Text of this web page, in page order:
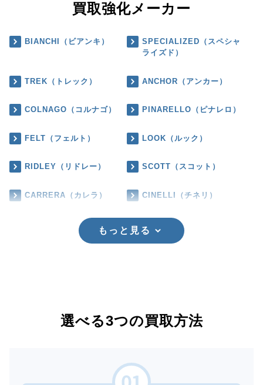
買取強化メーカー
BIANCHI（ビアンキ）
SPECIALIZED（スペシャ
ライズド）
TREK（トレック） ANCHOR（アンカー）
COLNAGO（コルナゴ） PINARELLO（ピナレロ）
FELT（フェルト） LOOK（ルック）
RIDLEY（リドレー） SCOTT（スコット）
CARRERA（カレラ） CINELLI（チネリ）
もっと見る
選べる3つの買取方法